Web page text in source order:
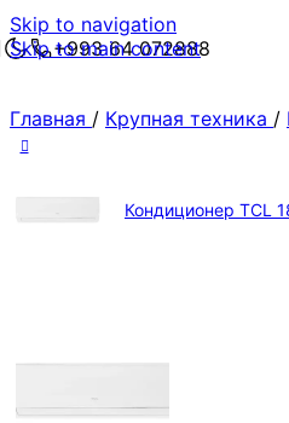
Skip to navigation
Skip to main content
+993 64 072888
Главная / Крупная техника /
Кондиционер TCL